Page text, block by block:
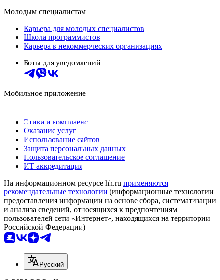
Молодым специалистам
Карьера для молодых специалистов
Школа программистов
Карьера в некоммерческих организациях
Боты для уведомлений
Мобильное приложение
Этика и комплаенс
Оказание услуг
Использование сайтов
Защита персональных данных
Пользовательское соглашение
ИТ аккредитация
На информационном ресурсе hh.ru применяются
рекомендательные технологии (информационные технологии
предоставления информации на основе сбора, систематизации
и анализа сведений, относящихся к предпочтениям
пользователей сети «Интернет», находящихся на территории
Российской Федерации)
Русский